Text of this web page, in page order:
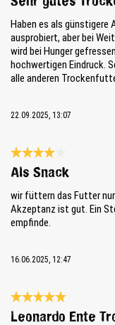
Haben es als günstigere
ausprobiert, aber bei
wird bei Hunger
hochwertigen Eindruck.
alle anderen
22.09.2025, 13:07
Évaluation avec une note
Als Snack
wir füttern das Futter
Akzeptanz ist gut. Ein
empfinde.
16.06.2025, 12:47
Évaluation avec une note
Leonardo Ente